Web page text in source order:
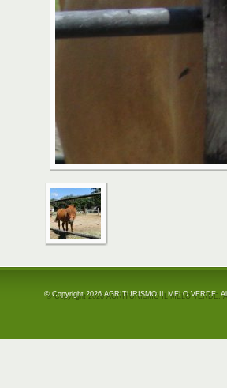
© Copyright 2026 AGRITURISMO IL MELO VERDE.